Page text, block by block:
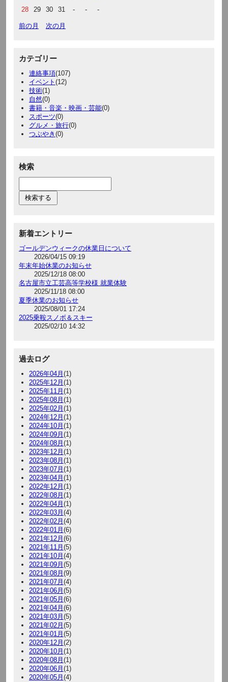
28
29 30 31 - - -
前の月 次の月
カテゴリー
連絡事項(107)
イベント (12)
技術(1)
自然(0)
書籍・音楽・映画・芸能(0)
スポーツ(0)
グルメ・旅行(0)
つぶやき (0)
検索
新着エントリー
ゴールデンウィークの休業日について
2026/04/15 09:19
年末年始休業のお知らせ
2025/12/18 08:00
名古屋市立工芸高等学校様 就業体験
2025/11/18 08:00
夏季休業のお知らせ
2025/08/01 17:24
2025乗鞍スノボ＆スキー
2025/02/10 14:32
過去ログ
2026年04月 (1)
2025年12月 (1)
2025年11月 (1)
2025年08月 (1)
2025年02月 (1)
2024年12月 (1)
2024年10月 (1)
2024年09月 (1)
2024年08月 (1)
2023年12月 (1)
2023年08月 (1)
2023年07月 (1)
2023年04月 (1)
2022年12月 (1)
2022年08月 (1)
2022年04月 (1)
2022年03月 (4)
2022年02月 (4)
2022年01月 (6)
2021年12月 (6)
2021年11月 (5)
2021年10月 (4)
2021年09月 (5)
2021年08月 (9)
2021年07月 (4)
2021年06月 (5)
2021年05月 (6)
2021年04月 (6)
2021年03月 (5)
2021年02月 (5)
2021年01月 (5)
2020年12月 (2)
2020年10月 (1)
2020年08月 (1)
2020年06月 (1)
2020年05月 (4)